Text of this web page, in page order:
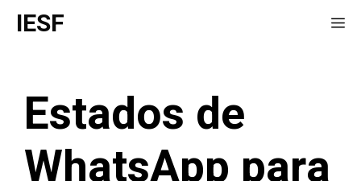
Saltar
IESF
Estados de
WhatsApp para